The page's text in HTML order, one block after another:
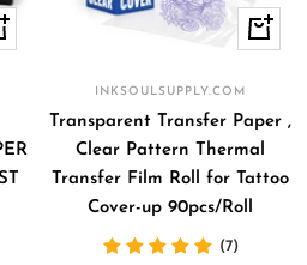
In
INKSOULSUPPLY.COM
Transparent Transfer Paper ,
Clear Pattern Thermal
Transfer Film Roll for Tattoo
Cover-up 90pcs/Roll
(7)